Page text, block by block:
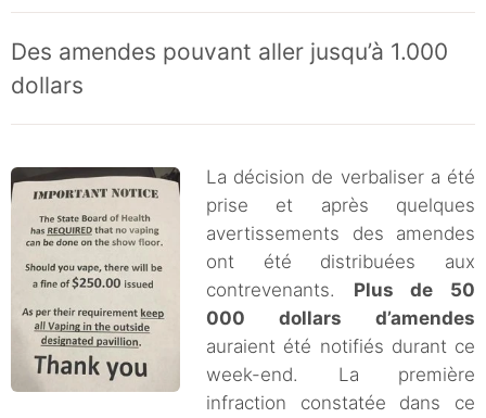
Des amendes pouvant aller jusqu’à 1.000
dollars
La décision de verbaliser a été
prise et après quelques
avertissements des amendes
ont été distribuées aux
contrevenants. Plus de 50
000 dollars d’amendes
auraient été notifiés durant ce
week-end. La première
infraction constatée dans ce